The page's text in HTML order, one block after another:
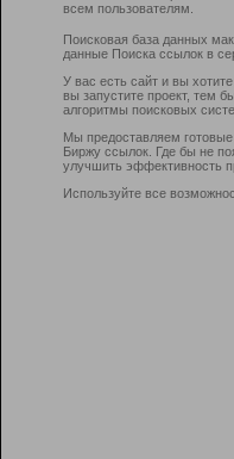
всем пользователям.
Поисковая база данных
данные Поиска ссылок в
У вас есть сайт и вы
вы запустите проект, тем
алгоритмы поисковых
Мы предоставляем
Биржу ссылок. Где бы не
улучшить эффективность
Используйте все